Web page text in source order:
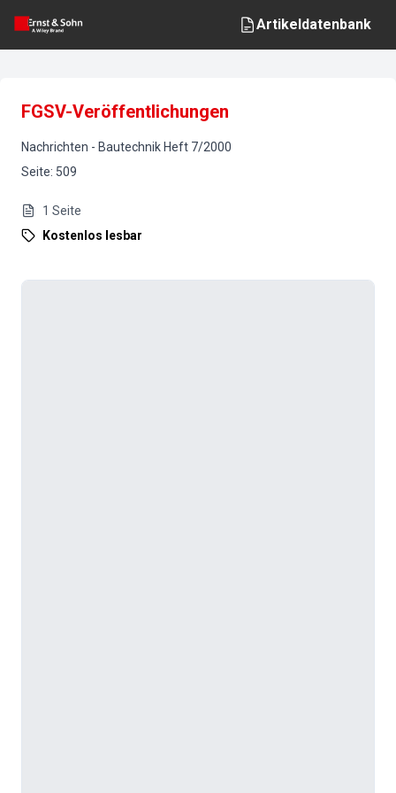
Artikeldatenbank
FGSV-Veröffentlichungen
Nachrichten - Bautechnik Heft 7/2000
Seite: 509
1 Seite
Kostenlos lesbar